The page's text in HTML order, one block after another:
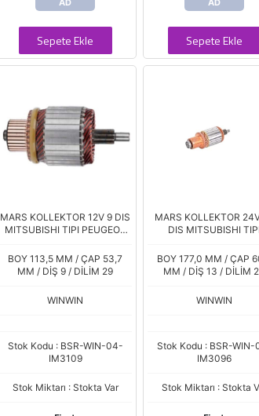
AD
Sepete Ekle
AD
Sepete Ekle
MARS KOLLEKTOR 12V 9 DIS
MITSUBISHI TIPI PEUGEOT
CITROEN BERLINGO NISSAN
BOY 113,5 MM / ÇAP 53,7
MM / DİŞ 9 / DİLİM 29
WINWIN
Stok Kodu : BSR-WIN-04-
IM3109
Stok Miktarı : Stokta Var
MARS KOLLEKTOR
DIS MITSUBISHI TIPI
SAFIR NK8A VINC
6DB10
BOY 177,0 MM / ÇAP
MM / DİŞ 13 / DİLİM
WINWIN
Stok Kodu : BSR-
IM3096
Stok Miktarı : Stokta